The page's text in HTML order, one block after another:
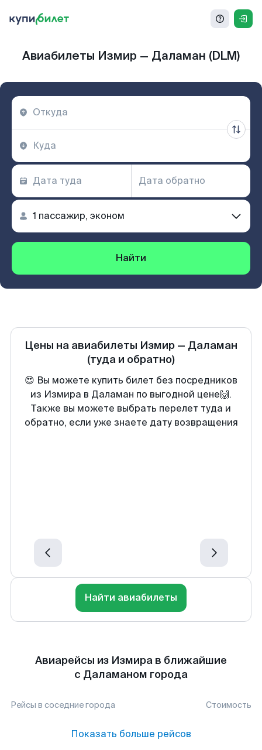
Авиабилеты Измир — Даламан (DLM)
Найти
Цены на авиабилеты Измир — Даламан
(туда и обратно)
😍 Вы можете купить билет без посредников
из Измира в Даламан по выгодной цене🙌.
Также вы можете выбрать перелет туда и
обратно, если уже знаете дату возвращения
Найти авиабилеты
Авиарейсы из Измира в ближайшие
с Даламаном города
Рейсы в соседние города Стоимость
Показать больше рейсов